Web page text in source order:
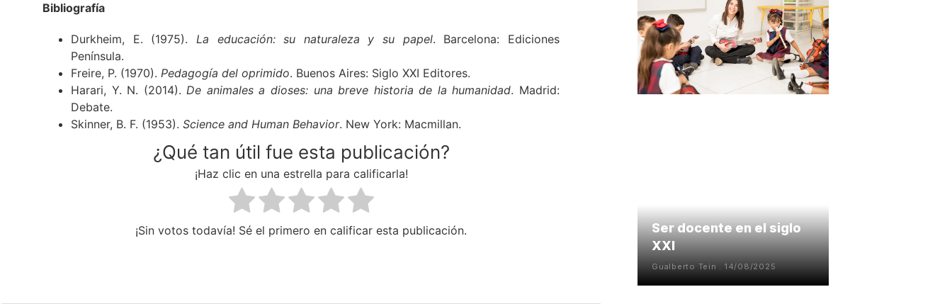
Bibliografía
Durkheim, E. (1975). La educación: su naturaleza y su papel. Barcelona: Ediciones
Península.
Freire, P. (1970). Pedagogía del oprimido. Buenos Aires: Siglo XXI Editores.
Harari, Y. N. (2014).De animales a dioses: una breve historia de la humanidad. Madrid:
Debate.
Skinner, B. F. (1953). Science and Human Behavior. New York: Macmillan.
¿Qué tan útil fue esta publicación?
¡Haz clic en una estrella para calificarla!
¡Sin votos todavía! Sé el primero en calificar esta publicación.
Ser docente en el siglo
XXI
Gualberto Tein 14/08/2025